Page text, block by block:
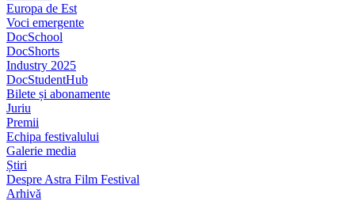
Europa de Est
Voci emergente
DocSchool
DocShorts
Industry 2025
DocStudentHub
Bilete și abonamente
Juriu
Premii
Echipa festivalului
Galerie media
Știri
Despre Astra Film Festival
Arhivă